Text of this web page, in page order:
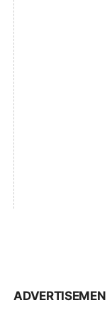
ADVERTISEMEN